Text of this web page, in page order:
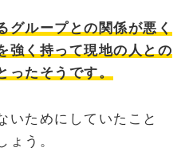
グループとの関係が悪く
強く持って現地の人との
ったそうです。
いためにしていたこと
ょう。